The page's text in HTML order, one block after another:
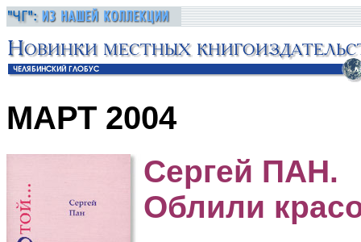
МАРТ 2004
Сергей ПАН.
Облили